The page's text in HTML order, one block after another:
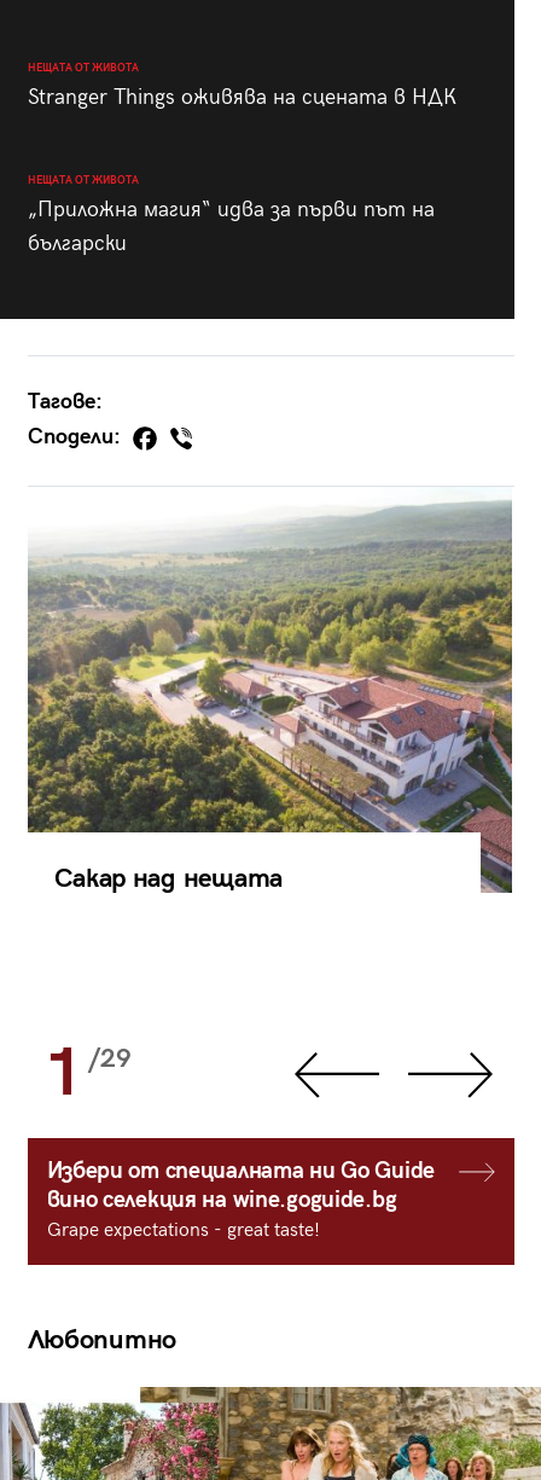
НЕЩАТА ОТ ЖИВОТА
Stranger Things оживява на сцената в НДК
НЕЩАТА ОТ ЖИВОТА
„Приложна магия“ идва за първи път на
български
Тагове:
Сподели:
Сакар над нещата
1 /29
Избери от специалната ни Go Guide
вино селекция на wine.goguide.bg
Grape expectations - great taste!
Любопитно